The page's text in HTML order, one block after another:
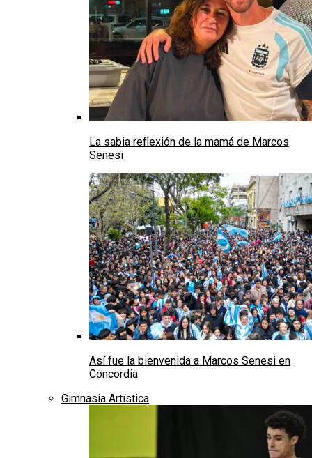
La sabia reflexión de la mamá de Marcos
Senesi
Así fue la bienvenida a Marcos Senesi en
Concordia
Gimnasia Artística